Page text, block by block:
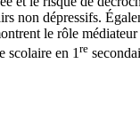
non dépressifs.
le rôle
scolaire en 1re